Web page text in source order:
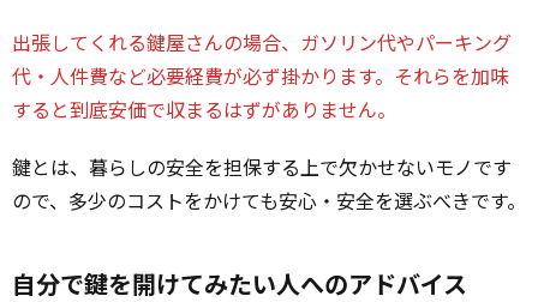
出張してくれる鍵屋さんの場合、ガソリン代やパーキング
代・人件費など必要経費が必ず掛かります。それらを加味
すると到底安価で収まるはずがありません。
鍵とは、暮らしの安全を担保する上で欠かせないモノです
ので、多少のコストをかけても安心・安全を選ぶべきです。
自分で鍵を開けてみたい人へのアドバイス